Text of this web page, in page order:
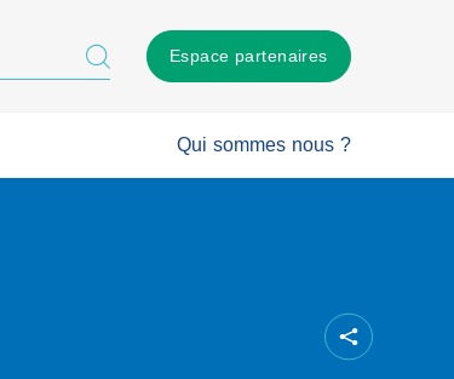
Espace partenaires
Qui sommes nous ?